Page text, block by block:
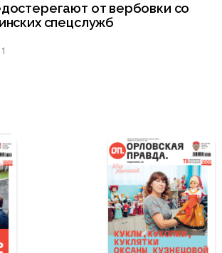
от вербовки со
спецслужб